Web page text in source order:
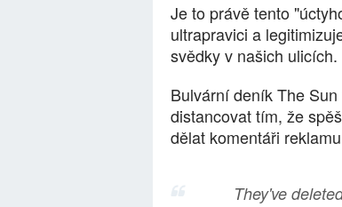
Je to právě tento
ultrapravici a
svědky v našich ulicích.
Bulvární deník The
distancovat tím, že
dělat komentáři
They've